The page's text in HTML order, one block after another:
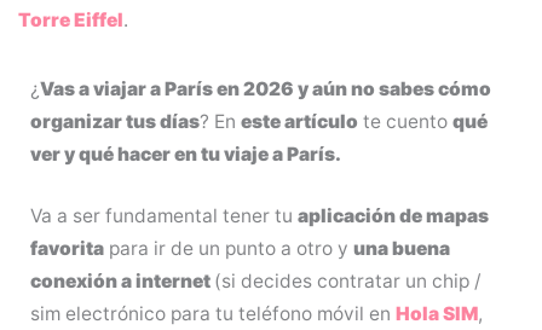
Torre Eiffel.
¿Vas a viajar a París en 2026 y aún no sabes cómo
organizar tus días? En este artículo te cuento qué
ver y qué hacer en tu viaje a París.
Va a ser fundamental tener tu aplicación de mapas
favorita para ir de un punto a otro y una buena
conexión a internet (si decides contratar un chip /
sim electrónico para tu teléfono móvil en Hola SIM,